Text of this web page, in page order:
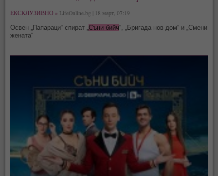
ЕКСКЛУЗИВНО » LifeOnline.bg | 18 март, 07:19
Освен „Папараци“ спират „Съни бийч“, „Бригада нов дом“ и „Смени
жената“